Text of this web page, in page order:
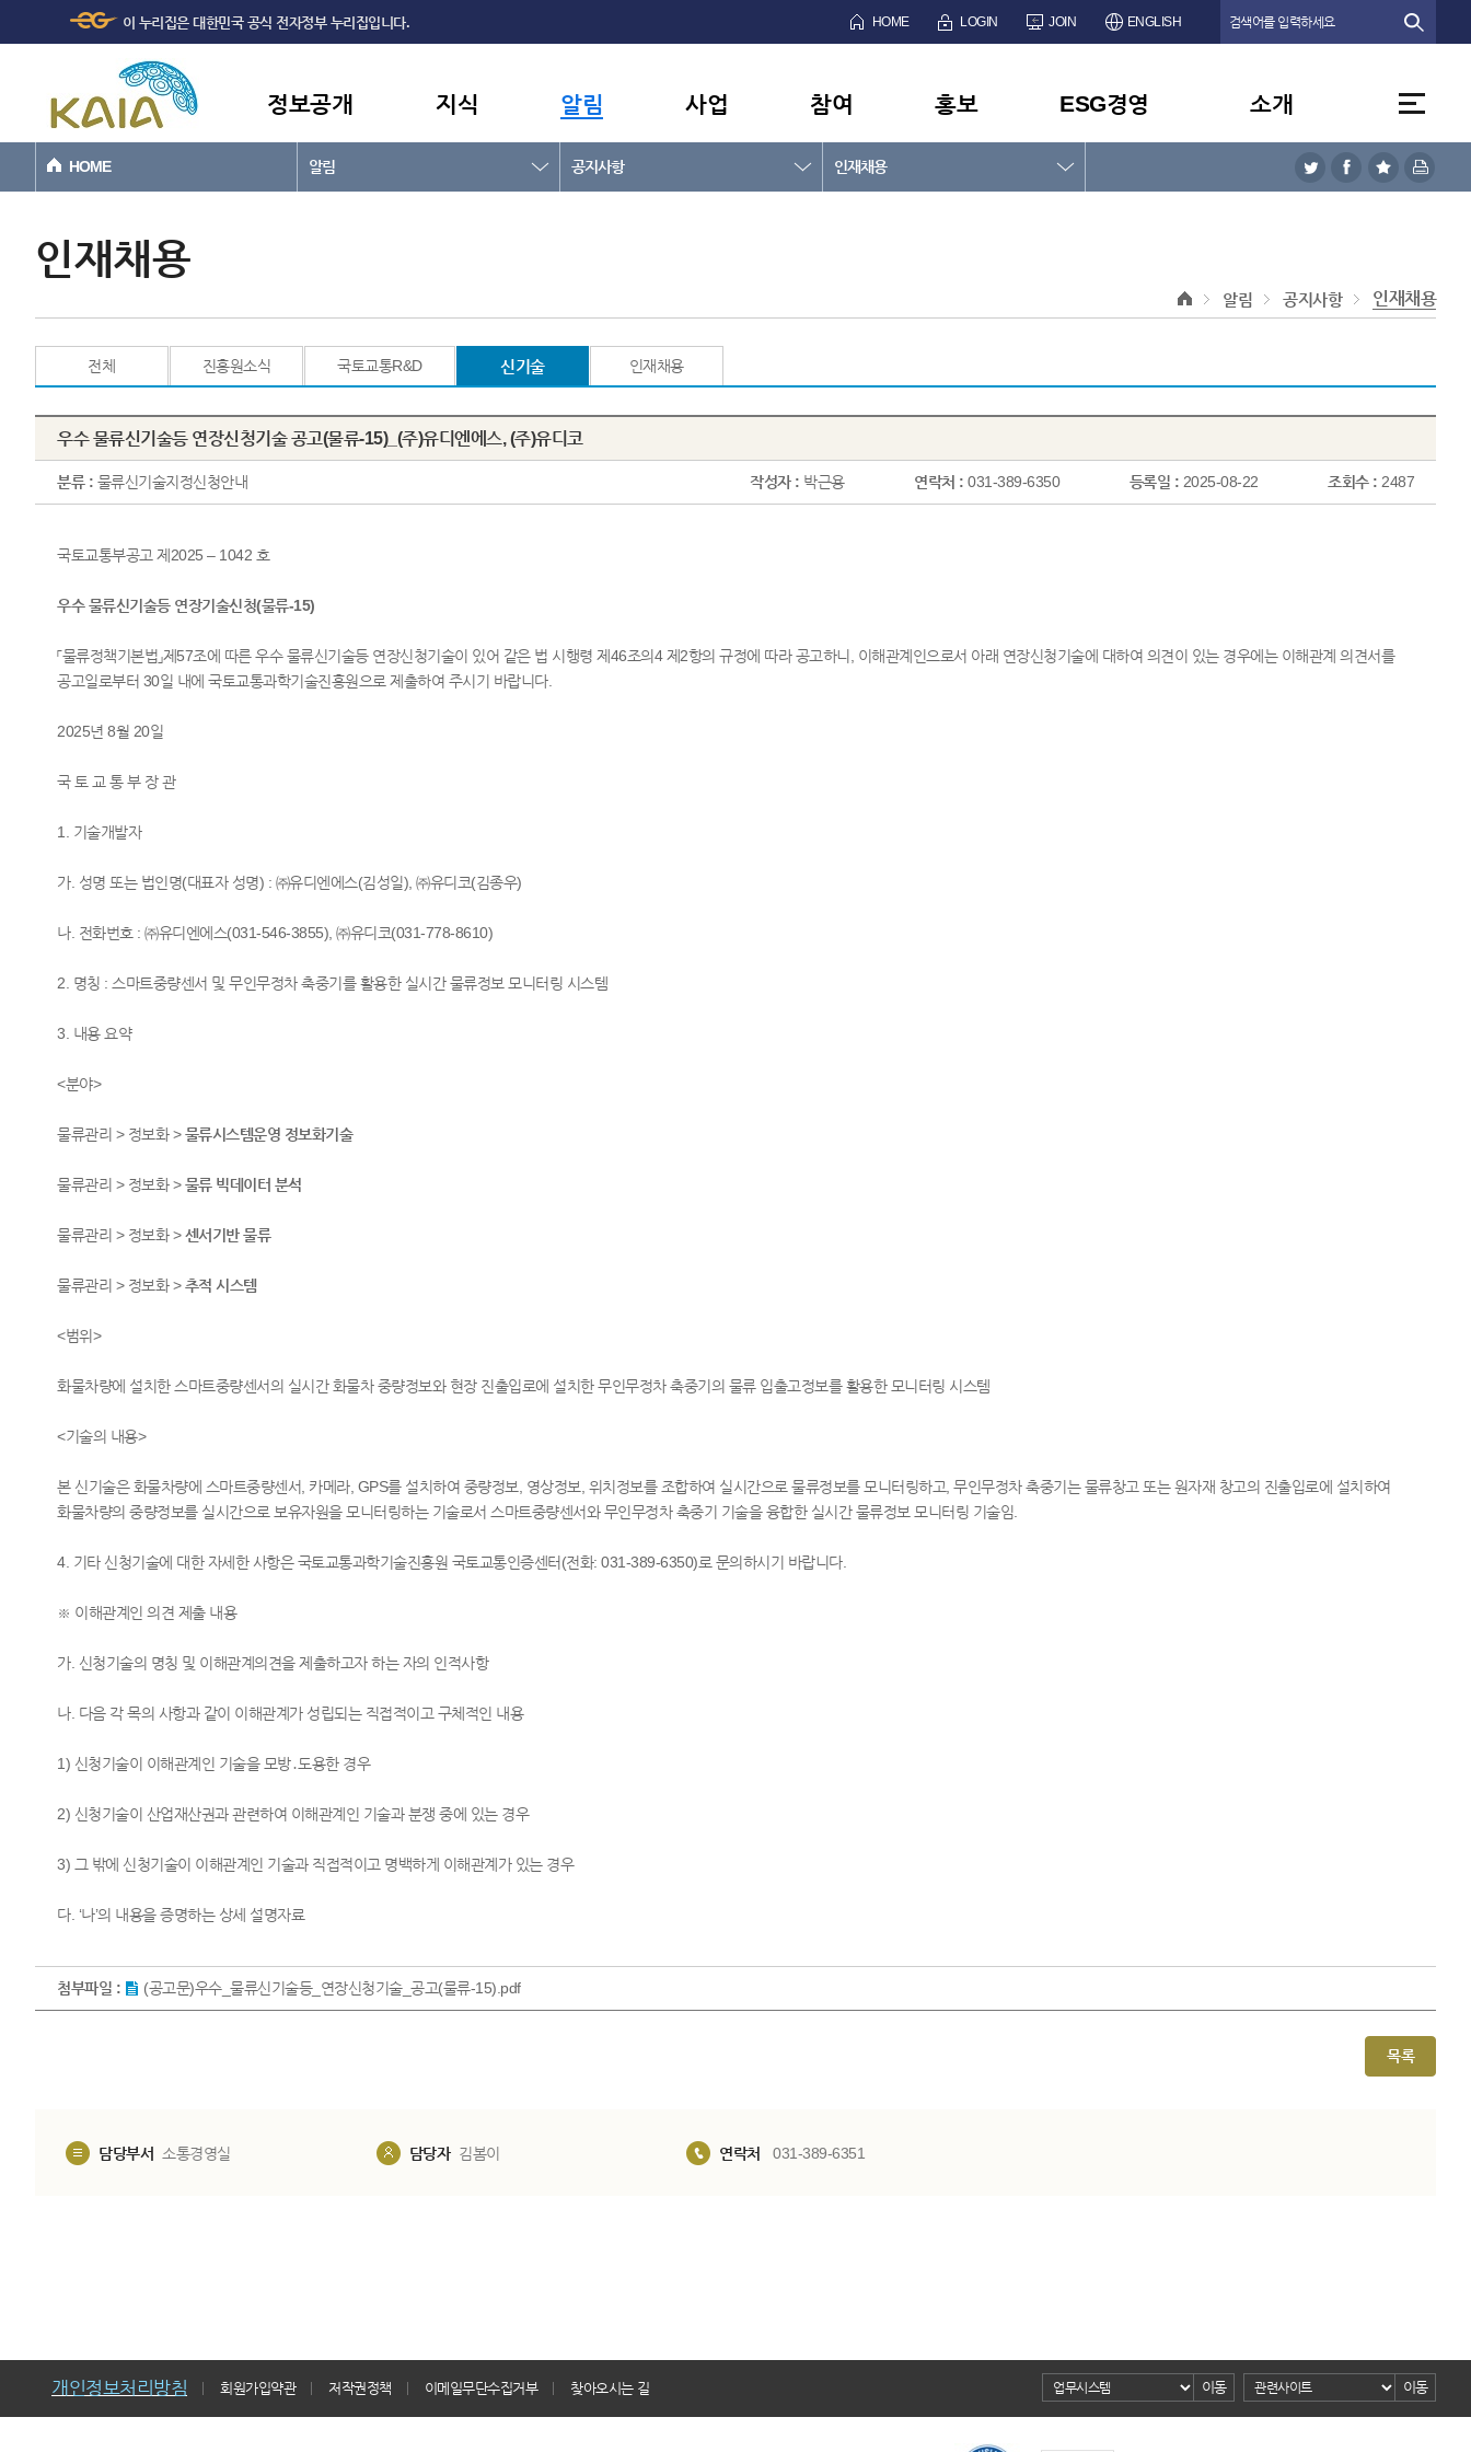
본문바로가기
이 누리집은 대한민국 공식 전자정부 누리집입니다. HOME LOGIN JOIN ENGLISH
정보공개 지식 알림 사업 참여 홍보 ESG경영 소개
HOME 알림 공지사항 인재채용
인재채용
알림 공지사항 인재채용
전체 진흥원소식 국토교통R&D 신기술 인재채용
우수 물류신기술등 연장신청기술 공고(물류-15)_(주)유디엔에스, (주)유디코
분류 : 물류신기술지정신청안내 작성자 : 박근용 연락처 : 031-389-6350 등록일 : 2025-08-22 조회수 : 2487
국토교통부공고 제2025 – 1042 호
우수 물류신기술등 연장기술신청(물류-15)
「물류정책기본법」제57조에 따른 우수 물류신기술등 연장신청기술이 있어 같은 법 시행령 제46조의4 제2항의 규정에 따라 공고하니, 이해관계인으로서 아래 연장신청기술에 대하여 의견이 있는 경우에는 이해관계 의견서를
공고일로부터 30일 내에 국토교통과학기술진흥원으로 제출하여 주시기 바랍니다.
2025년 8월 20일
국 토 교 통 부 장 관
1. 기술개발자
가. 성명 또는 법인명(대표자 성명) : ㈜유디엔에스(김성일), ㈜유디코(김종우)
나. 전화번호 : ㈜유디엔에스(031-546-3855), ㈜유디코(031-778-8610)
2. 명칭 : 스마트중량센서 및 무인무정차 축중기를 활용한 실시간 물류정보 모니터링 시스템
3. 내용 요약
<분야>
물류관리 > 정보화 >물류시스템운영 정보화기술
물류관리 > 정보화 >물류 빅데이터 분석
물류관리 > 정보화 >센서기반 물류
물류관리 > 정보화 >추적 시스템
<범위>
화물차량에 설치한 스마트중량센서의 실시간 화물차 중량정보와 현장 진출입로에 설치한 무인무정차 축중기의 물류 입출고정보를 활용한 모니터링 시스템
<기술의 내용>
본 신기술은 화물차량에 스마트중량센서, 카메라, GPS를 설치하여 중량정보, 영상정보, 위치정보를 조합하여 실시간으로 물류정보를 모니터링하고, 무인무정차 축중기는 물류창고 또는 원자재 창고의 진출입로에 설치하여
화물차량의 중량정보를 실시간으로 보유자원을 모니터링하는 기술로서 스마트중량센서와 무인무정차 축중기 기술을 융합한 실시간 물류정보 모니터링 기술임.
4. 기타 신청기술에 대한 자세한 사항은 국토교통과학기술진흥원 국토교통인증센터(전화: 031-389-6350)로 문의하시기 바랍니다.
※ 이해관계인 의견 제출 내용
가. 신청기술의 명칭 및 이해관계의견을 제출하고자 하는 자의 인적사항
나. 다음 각 목의 사항과 같이 이해관계가 성립되는 직접적이고 구체적인 내용
1) 신청기술이 이해관계인 기술을 모방․도용한 경우
2) 신청기술이 산업재산권과 관련하여 이해관계인 기술과 분쟁 중에 있는 경우
3) 그 밖에 신청기술이 이해관계인 기술과 직접적이고 명백하게 이해관계가 있는 경우
다. ‘나’의 내용을 증명하는 상세 설명자료​
첨부파일 : (공고문)우수_물류신기술등_연장신청기술_공고(물류-15).pdf
목록
담당부서 소통경영실 담당자 김봄이 연락처 031-389-6351
개인정보처리방침 회원가입약관 저작권정책 이메일무단수집거부 찾아오시는 길 이동 이동